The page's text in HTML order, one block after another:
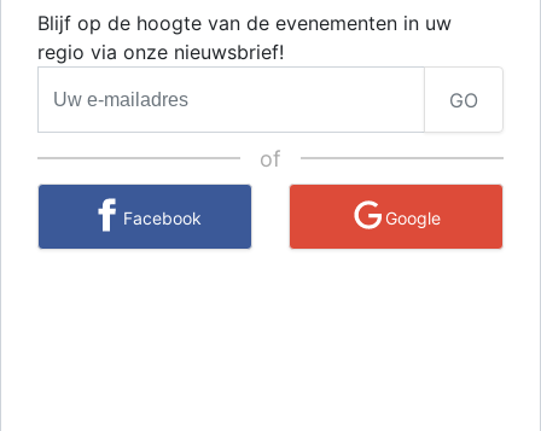
Blijf op de hoogte van de evenementen in uw
regio via onze nieuwsbrief!
GO
of
Facebook Google